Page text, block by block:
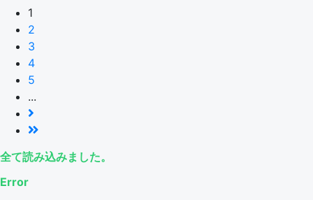
1
2
3
4
5
...
全て読み込みました。
Error